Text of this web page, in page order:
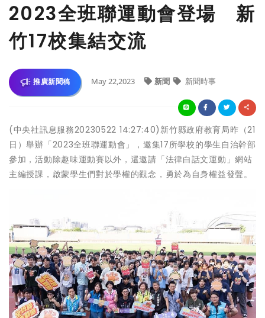
2023全班聯運動會登場 新
竹17校集結交流
推廣新聞稿 May 22,2023 新聞 新聞時事
(中央社訊息服務20230522 14:27:40)新竹縣政府教育局昨（21
日）舉辦「2023全班聯運動會」，邀集17所學校的學生自治幹部
參加，活動除趣味運動賽以外，還邀請「法律白話文運動」網站
主編授課，啟蒙學生們對於學權的觀念，勇於為自身權益發聲。